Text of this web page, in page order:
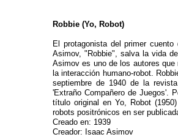
Robbie (Yo, Robot)
El protagonista del primer
Asimov, "Robbie", salva la vida
Asimov es uno de los autores
la interacción humano-robot.
septiembre de 1940 de la
'Extraño Compañero de Juegos'.
título original en Yo, Robot
robots positrónicos en ser
Creado en: 1939
Creador: Isaac Asimov